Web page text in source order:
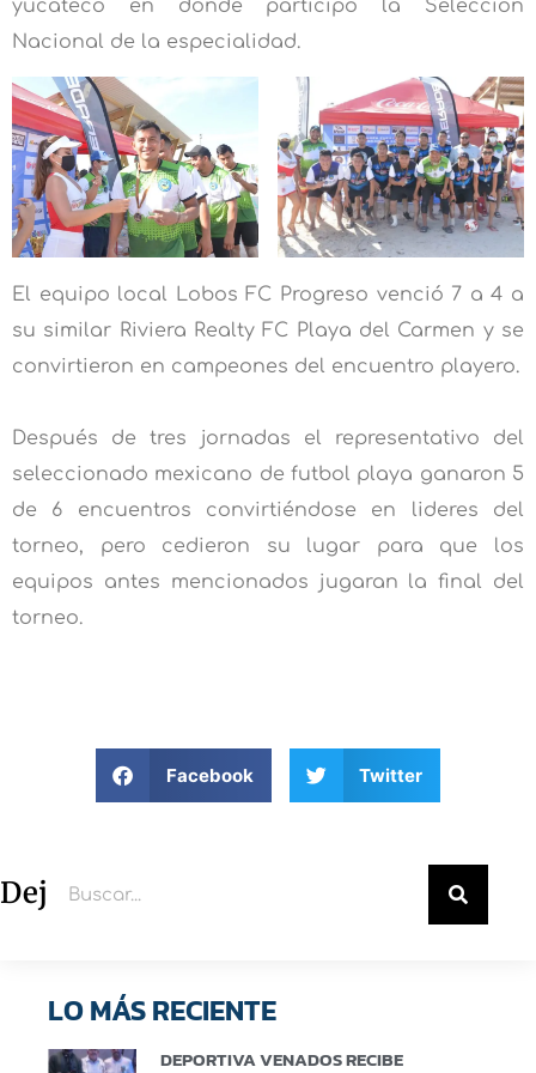
yucateco en donde participó la Selección
Nacional de la especialidad.
El equipo local Lobos FC Progreso venció 7 a 4 a
su similar Riviera Realty FC Playa del Carmen y se
convirtieron en campeones del encuentro playero.
Después de tres jornadas el representativo del
seleccionado mexicano de futbol playa ganaron 5
de 6 encuentros convirtiéndose en lideres del
torneo, pero cedieron su lugar para que los
equipos antes mencionados jugaran la final del
torneo.
Facebook Twitter
Deja un comentario
LO MÁS RECIENTE
DEPORTIVA VENADOS RECIBE